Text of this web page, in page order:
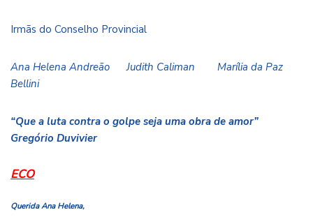
Irmãs do Conselho Provincial
Ana Helena Andreão Judith Caliman Marília da Paz
Bellini
“Que a luta contra o golpe seja uma obra de amor”
Gregório Duvivier
ECO
Querida Ana Helena,